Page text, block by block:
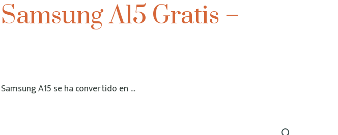
A15 Gratis –
A15 se ha convertido en …